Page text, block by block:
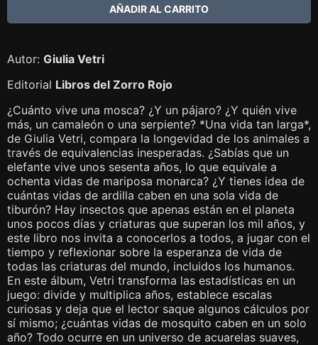
Autor: Giulia Vetri
Editorial Libros del Zorro Rojo
¿Cuánto vive una mosca? ¿Y un pájaro? ¿Y quién vive
más, un camaleón o una serpiente? *Una vida tan larga*,
de Giulia Vetri, compara la longevidad de los animales a
través de equivalencias inesperadas. ¿Sabías que un
elefante vive unos sesenta años, lo que equivale a
ochenta vidas de mariposa monarca? ¿Y tienes idea de
cuántas vidas de ardilla caben en una sola vida de
tiburón? Hay insectos que apenas están en el planeta
unos pocos días y criaturas que superan los mil años, y
este libro nos invita a conocerlos a todos, a jugar con el
tiempo y reflexionar sobre la esperanza de vida de
todas las criaturas del mundo, incluidos los humanos.
En este álbum, Vetri transforma las estadísticas en un
juego: divide y multiplica años, establece escalas
curiosas y deja que el lector saque algunos cálculos por
sí mismo; ¿cuántas vidas de mosquito caben en un solo
año? Todo ocurre en un universo de acuarelas suaves,